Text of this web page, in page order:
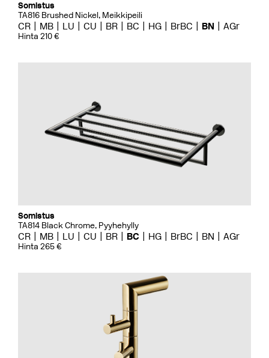
Somistus
TA816 Brushed Nickel, Meikkipeili
CR MB LU CU BR BC HG BrBC BN AGr
Hinta 210 €
Somistus
TA814 Black Chrome, Pyyhehylly
CR MB LU CU BR BC HG BrBC BN AGr
Hinta 265 €